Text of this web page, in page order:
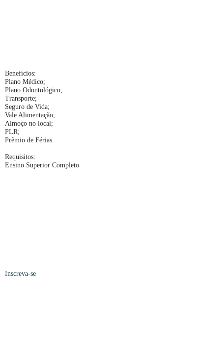
Benefícios:
Plano Médico;
Plano Odontológico;
Transporte;
Seguro de Vida;
Vale Alimentação;
Almoço no local;
PLR;
Prêmio de Férias.
Requisitos:
Ensino Superior Completo.
Inscreva-se